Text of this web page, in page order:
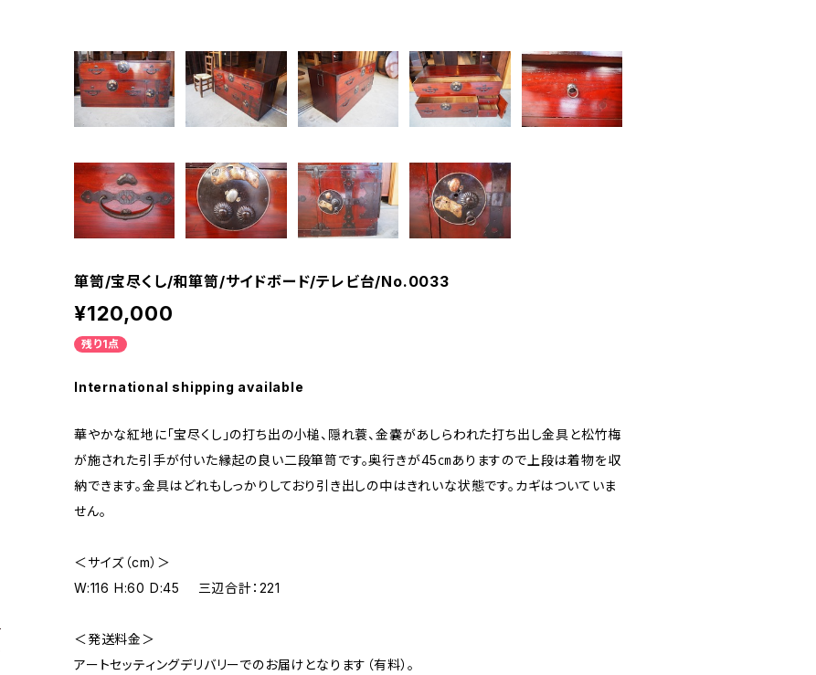
箪笥/宝尽くし/和箪笥/サイドボード/テレビ台/No.0033
¥120,000
残り1点
International shipping available
華やかな紅地に「宝尽くし」の打ち出の小槌、隠れ蓑、金嚢があしらわれた打ち出し金具と松竹梅
が施された引手が付いた縁起の良い二段箪笥です。奥行きが45㎝ありますので上段は着物を収
納できます。金具はどれもしっかりしており引き出しの中はきれいな状態です。カギはついていま
せん。
＜サイズ（cm）＞
W:116 H:60 D:45 三辺合計：221
＜発送料金＞
アートセッティングデリバリーでのお届けとなります（有料）。